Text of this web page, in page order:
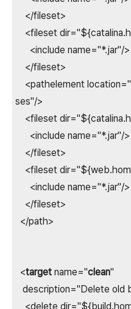
</fileset>
<fileset
<include name="*.jar"/>
</fileset>
<pathelement
ses"/>
<fileset
<include name="*.jar"/>
</fileset>
<fileset
<include name="*.jar"/>
</fileset>
</path>
<target name="clean"
description="Delete old
<delete